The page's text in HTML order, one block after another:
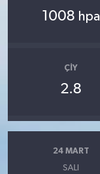
1008 hpa
ÇIY
2.8
24 MART
SALI